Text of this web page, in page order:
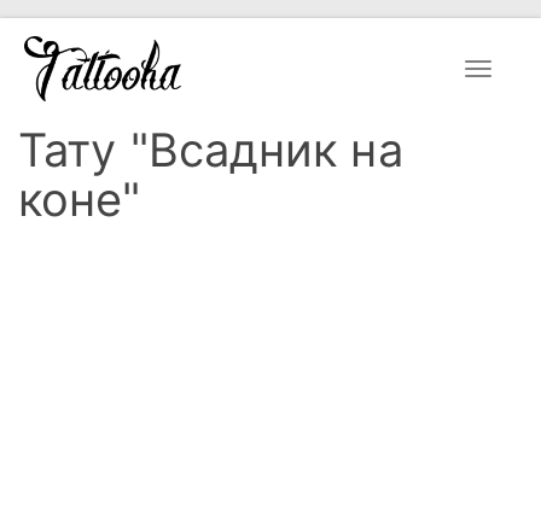
Toggle
Тату "Всадник на
коне"